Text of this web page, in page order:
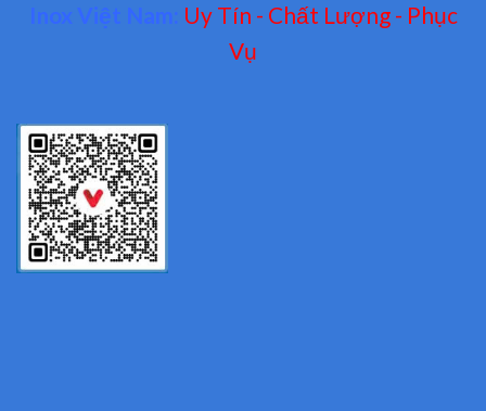
Inox Việt Nam: Uy Tín - Chất Lượng - Phục
Vụ